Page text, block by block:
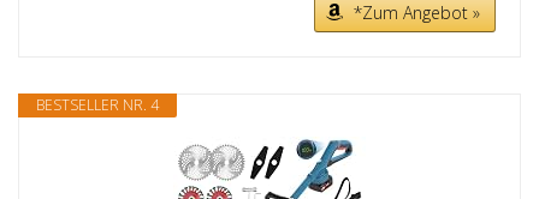
*Zum Angebot »
BESTSELLER NR. 4